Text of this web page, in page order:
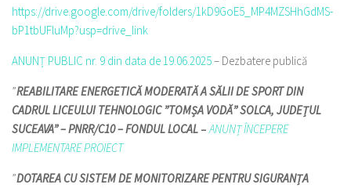
https://drive.google.com/drive/folders/1kD9GoE5_MP4MZSHhGdMS-
bP1tbUFluMp?usp=drive_link
ANUNȚ PUBLIC nr. 9 din data de 19.06.2025– Dezbatere publică
”REABILITARE ENERGETICĂ MODERATĂ A SĂLII DE SPORT DIN
CADRUL LICEULUI TEHNOLOGIC ”TOMȘA VODĂ” SOLCA, JUDEȚUL
SUCEAVA” – PNRR/C10 – FONDUL LOCAL – ANUNȚ ÎNCEPERE
IMPLEMENTARE PROIECT
”DOTAREA CU SISTEM DE MONITORIZARE PENTRU SIGURANȚA